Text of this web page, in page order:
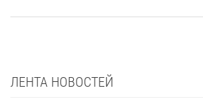
ЛЕНТА НОВОСТЕЙ